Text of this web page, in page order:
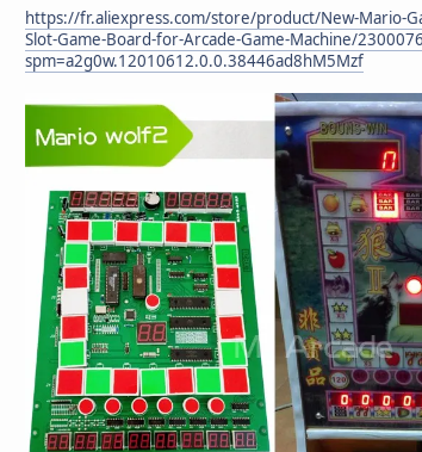
https://fr.aliexpress.com/store/product/New-Mario-
Slot-Game-Board-for-Arcade-Game-Machine/
spm=a2g0w.12010612.0.0.38446ad8hM5Mzf